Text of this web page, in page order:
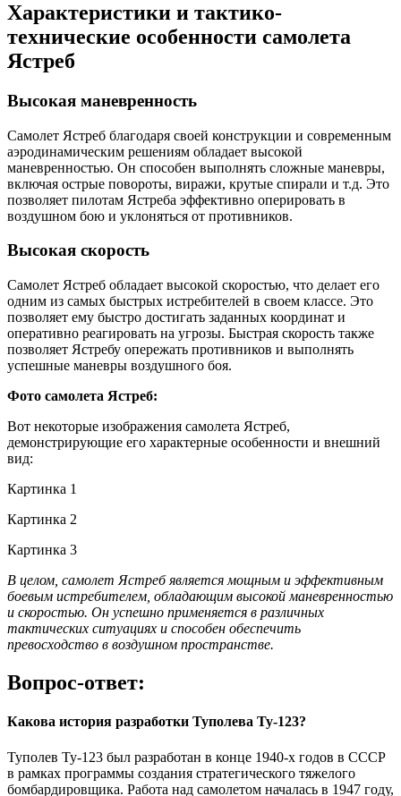
Характеристики и тактико-
технические особенности самолета
Ястреб
Высокая маневренность
Самолет Ястреб благодаря своей конструкции и современным
аэродинамическим решениям обладает высокой
маневренностью. Он способен выполнять сложные маневры,
включая острые повороты, виражи, крутые спирали и т.д. Это
позволяет пилотам Ястреба эффективно оперировать в
воздушном бою и уклоняться от противников.
Высокая скорость
Самолет Ястреб обладает высокой скоростью, что делает его
одним из самых быстрых истребителей в своем классе. Это
позволяет ему быстро достигать заданных координат и
оперативно реагировать на угрозы. Быстрая скорость также
позволяет Ястребу опережать противников и выполнять
успешные маневры воздушного боя.
Фото самолета Ястреб:
Вот некоторые изображения самолета Ястреб,
демонстрирующие его характерные особенности и внешний
вид:
Картинка 1
Картинка 2
Картинка 3
В целом, самолет Ястреб является мощным и эффективным
боевым истребителем, обладающим высокой маневренностью
и скоростью. Он успешно применяется в различных
тактических ситуациях и способен обеспечить
превосходство в воздушном пространстве.
Вопрос-ответ:
Какова история разработки Туполева Ту-123?
Туполев Ту-123 был разработан в конце 1940-х годов в СССР
в рамках программы создания стратегического тяжелого
бомбардировщика. Работа над самолетом началась в 1947 году,